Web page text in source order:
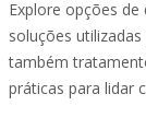
Explore opções
soluções
também
práticas para lidar